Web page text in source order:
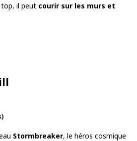
top, il peut courir sur les murs et
Stormbreaker, le héros cosmique